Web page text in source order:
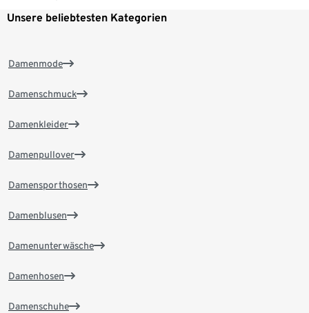
Unsere beliebtesten Kategorien
Damenmode
Damenschmuck
Damenkleider
Damenpullover
Damensporthosen
Damenblusen
Damenunterwäsche
Damenhosen
Damenschuhe